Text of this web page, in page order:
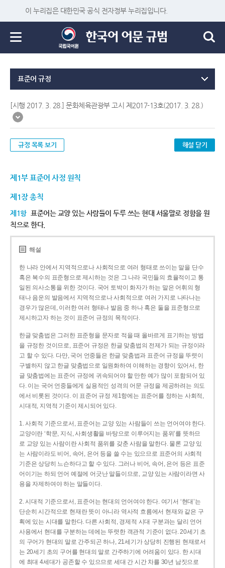
이 누리집은 대한민국 공식 전자정부 누리집입니다.
표준어 규정
[시행 2017. 3. 28.] 문화체육관광부 고시 제2017-13호(2017. 3. 28.)
규정 목록 보기 해설 닫기
제1부 표준어 사정 원칙
제1장 총칙
제1항 표준어는 교양 있는 사람들이 두루 쓰는 현대 서울말로 정함을 원
칙으로 한다.
해설
한 나라 안에서 지역적으로나 사회적으로 여러 형태로 쓰이는 말을 단수
혹은 복수의 표준형으로 제시하는 것은 그 나라 국민들의 효율적이고 통
일된 의사소통을 위한 것이다. 국어 토박이 화자가 하는 말은 어휘의 형
태나 음운의 발음에서 지역적으로나 사회적으로 여러 가지로 나타나는
경우가 많은데, 이러한 여러 형태나 발음 중 하나 혹은 둘을 표준형으로
제시하고자 하는 것이 표준어 규정의 목적이다.
한글 맞춤법은 그러한 표준형을 문자로 적을 때 올바르게 표기하는 방법
을 규정한 것이므로, 표준어 규정은 한글 맞춤법의 전제가 되는 규정이라
고 할 수 있다. 다만, 국어 언중들은 한글 맞춤법과 표준어 규정을 뚜렷이
구별하지 않고 한글 맞춤법으로 일원화하여 이해하는 경향이 있어서, 한
글 맞춤법에는 표준어 규정에 귀속되어야 할 만한 예가 많이 포함되어 있
다. 이는 국어 언중들에게 실용적인 성격의 어문 규정을 제공하려는 의도
에서 비롯된 것이다. 이 표준어 규정 제1항에는 표준어를 정하는 사회적,
시대적, 지역적 기준이 제시되어 있다.
1. 사회적 기준으로서, 표준어는 교양 있는 사람들이 쓰는 언어여야 한다.
교양이란 ‘학문, 지식, 사회생활을 바탕으로 이루어지는 품위’를 뜻하므
로 교양 있는 사람이란 사회적 품위를 갖춘 사람을 말한다. 물론 교양 있
는 사람이라도 비어, 속어, 은어 등을 쓸 수는 있으므로 표준어의 사회적
기준은 상당히 느슨하다고 할 수 있다. 그러나 비어, 속어, 은어 등은 표준
어이기는 하되 언어 예절에 어긋난 말들이므로, 교양 있는 사람이라면 사
용을 자제하여야 하는 말들이다.
2. 시대적 기준으로서, 표준어는 현대의 언어여야 한다. 여기서 ‘현대’는
단순히 시간적으로 현재란 뜻이 아니라 역사적 흐름에서 현재와 같은 구
획에 있는 시대를 말한다. 다른 사회적, 경제적 시대 구분과는 달리 언어
사용에서 현대를 구분하는 데에는 뚜렷한 객관적 기준이 없다. 20세기 초
의 구어가 현대의 말로 간주되곤 하나, 21세기가 상당히 진행된 현재로서
는 20세기 초의 구어를 현대의 말로 간주하기에 어려움이 있다. 한 시대
에 최대 4세대가 공존할 수 있으므로 세대 간 시간 차를 30년 남짓으로